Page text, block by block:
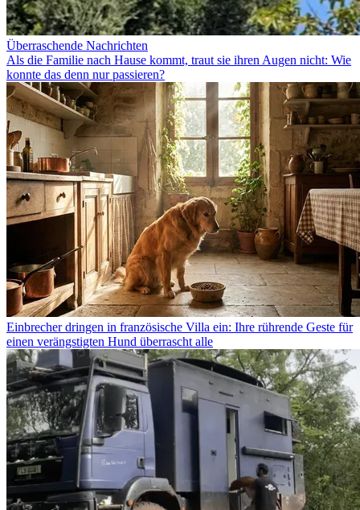
Überraschende Nachrichten
Als die Familie nach Hause kommt, traut sie ihren Augen nicht: Wie
konnte das denn nur passieren?
Einbrecher dringen in französische Villa ein: Ihre rührende Geste für
einen verängstigten Hund überrascht alle